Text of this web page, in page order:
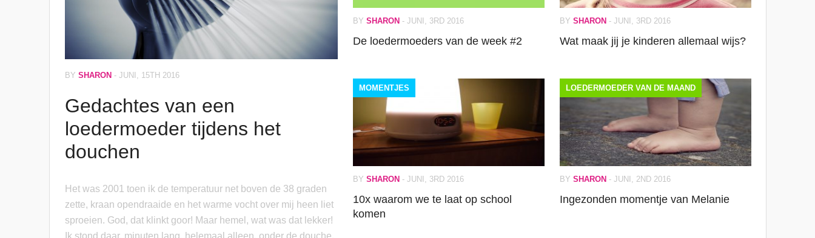
BY SHARON - JUNI, 15TH 2016
Gedachtes van een
loedermoeder tijdens het
douchen
Het was 2001 toen ik de temperatuur net boven de 38 graden
zette, kraan opendraaide en het warme vocht over mij heen liet
sproeien. God, dat klinkt goor! Maar hemel, wat was dat lekker!
Ik stond daar, minuten lang, helemaal alleen, onder de douche.
BY SHARON - JUNI, 3RD 2016
De loedermoeders van de week #2
BY SHARON - JUNI, 3RD 2016
Wat maak jij je kinderen allemaal wijs?
MOMENTJES
BY SHARON - JUNI, 3RD 2016
10x waarom we te laat op school
komen
LOEDERMOEDER VAN DE MAAND
BY SHARON - JUNI, 2ND 2016
Ingezonden momentje van Melanie